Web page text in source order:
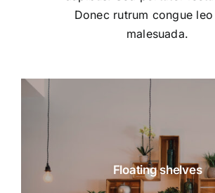
Donec rutrum congue
malesuada.
Floating shelves